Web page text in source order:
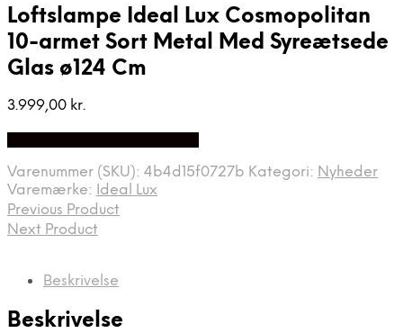
Loftslampe Ideal Lux Cosmopolitan
10-armet Sort Metal Med Syreætsede
Glas ø124 Cm
3.999,00 kr.
Varenummer (SKU): 4b4d15f0727b Kategori: Nyheder
Varemærke: Ideal Lux
Previous Product
Next Product
Beskrivelse
Beskrivelse